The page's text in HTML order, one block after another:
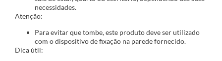
necessidades.
Atenção:
Para evitar que tombe, este produto deve ser utilizado
com o dispositivo de fixação na parede fornecido.
Dica útil: